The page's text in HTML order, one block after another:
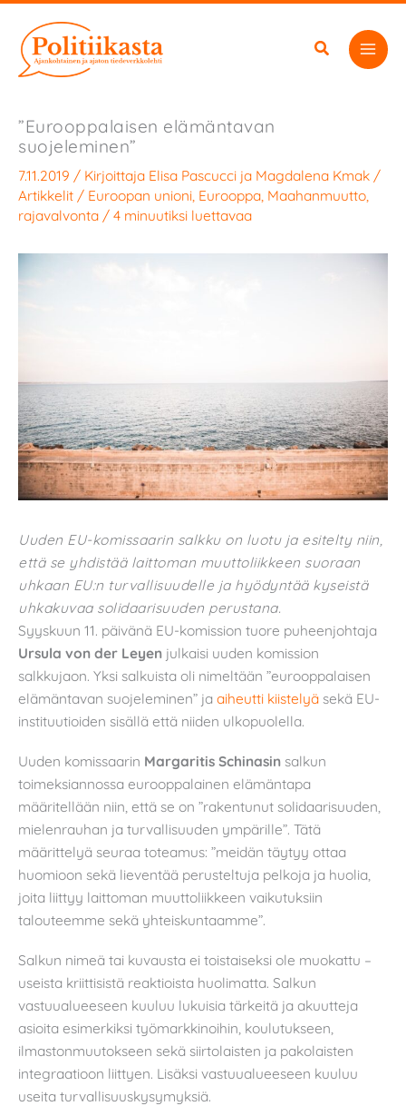
sisältöön
”Eurooppalaisen elämäntavan
suojeleminen”
7.11.2019 / Kirjoittaja Elisa Pascucci ja Magdalena Kmak /
Artikkelit / Euroopan unioni Eurooppa Maahanmuutto
rajavalvonta / 4 minuutiksi luettavaa
Uuden EU-komissaarin salkku on luotu ja esitelty niin,
että se yhdistää laittoman muuttoliikkeen suoraan
uhkaan EU:n turvallisuudelle ja hyödyntää kyseistä
uhkakuvaa solidaarisuuden perustana.
Syyskuun 11. päivänä EU-komission tuore puheenjohtaja
Ursula von der Leyen julkaisi uuden komission
salkkujaon. Yksi salkuista oli nimeltään ”eurooppalaisen
elämäntavan suojeleminen” ja aiheutti kiistelyä sekä EU-
instituutioiden sisällä että niiden ulkopuolella.
Uuden komissaarin Margaritis Schinasin salkun
toimeksiannossa eurooppalainen elämäntapa
määritellään niin, että se on ”rakentunut solidaarisuuden,
mielenrauhan ja turvallisuuden ympärille”. Tätä
määrittelyä seuraa toteamus: ”meidän täytyy ottaa
huomioon sekä lieventää perusteltuja pelkoja ja huolia,
joita liittyy laittoman muuttoliikkeen vaikutuksiin
talouteemme sekä yhteiskuntaamme”.
Salkun nimeä tai kuvausta ei toistaiseksi ole muokattu –
useista kriittisistä reaktioista huolimatta. Salkun
vastuualueeseen kuuluu lukuisia tärkeitä ja akuutteja
asioita esimerkiksi työmarkkinoihin, koulutukseen,
ilmastonmuutokseen sekä siirtolaisten ja pakolaisten
integraatioon liittyen. Lisäksi vastuualueeseen kuuluu
useita turvallisuuskysymyksiä.